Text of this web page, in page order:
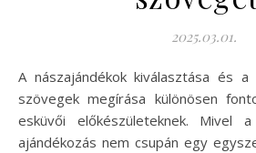
2025.03.01.
A nászajándékok kiválasztása és a hozzájuk kapcsolódó
szövegek megírása különösen
esküvői előkészületeknek. Mivel
ajándékozás nem csupán egy